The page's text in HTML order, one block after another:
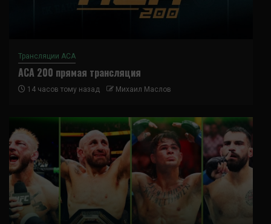
Трансляции ACA
ACA 200 прямая трансляция
14 часов тому назад Михаил Маслов